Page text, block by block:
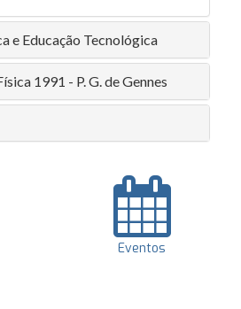
e Educação Tecnológica
1991 - P. G. de Gennes
Eventos